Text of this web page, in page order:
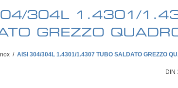
304L 1.4301/
GREZZO
/ AISI 304/304L 1.4301/1.4307 TUBO SALDATO GREZZO
DIN